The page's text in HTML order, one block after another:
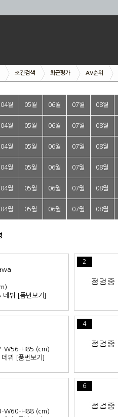
조건검색 최근평가 AV순위
04월 05월 06월 07월 08월
04월 05월 06월 07월 08월
04월 05월 06월 07월 08월
04월 05월 06월 07월 08월
04월 05월 06월 07월 08월
04월 05월 06월 07월 08월
뷔
[품번보기]
2
W56-H85 (cm)
뷔
[품번보기]
4
W60-H88 (cm)
6